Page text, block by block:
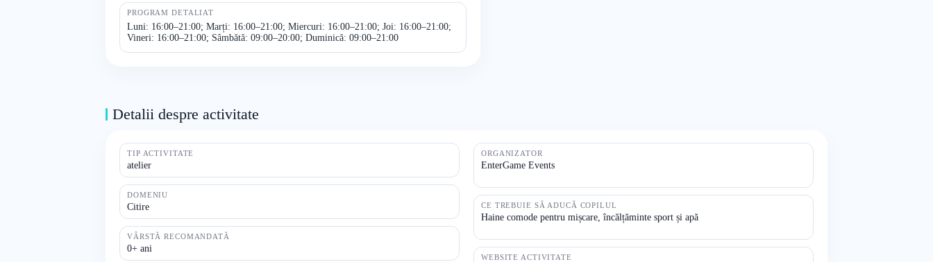
PROGRAM DETALIAT
Luni: 16:00–21:00; Marți: 16:00–21:00; Miercuri: 16:00–21:00; Joi: 16:00–21:00;
Vineri: 16:00–21:00; Sâmbătă: 09:00–20:00; Duminică: 09:00–21:00
Detalii despre activitate
TIP ACTIVITATE
atelier
DOMENIU
Citire
VÂRSTĂ RECOMANDATĂ
0+ ani
ORGANIZATOR
EnterGame Events
CE TREBUIE SĂ ADUCĂ COPILUL
Haine comode pentru mișcare, încălțăminte sport și apă
WEBSITE ACTIVITATE